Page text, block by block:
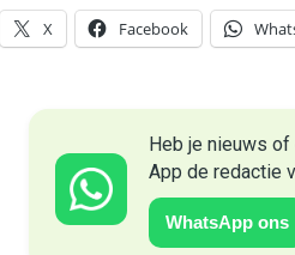
X Facebook
Heb je nieuws
App de redactie
WhatsApp ons